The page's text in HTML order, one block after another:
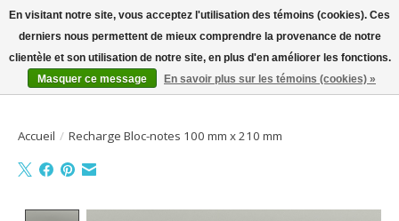
Bienvenue sur la boutique en ligne
Liste dePanier
Accueil / Recharge Bloc-notes 100 mm x 210 mm
En visitant notre site, vous acceptez l'utilisation des témoins (cookies). Ces
derniers nous permettent de mieux comprendre la provenance de notre
clientèle et son utilisation de notre site, en plus d'en améliorer les fonctions.
Masquer ce message
En savoir plus sur les témoins (cookies) »